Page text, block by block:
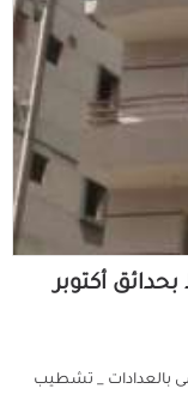
بحدائق أكتوبر
بالعدادات _ تشطيب